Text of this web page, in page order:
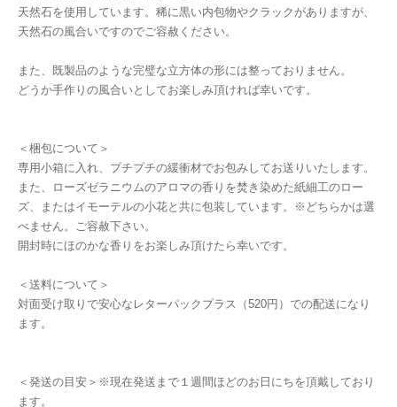
天然石を使用しています。稀に黒い内包物やクラックがありますが、
天然石の風合いですのでご容赦ください。
また、既製品のような完璧な立方体の形には整っておりません。
どうか手作りの風合いとしてお楽しみ頂ければ幸いです。
＜梱包について＞
専用小箱に入れ、プチプチの緩衝材でお包みしてお送りいたします。
また、ローズゼラニウムのアロマの香りを焚き染めた紙細工のロー
ズ、またはイモーテルの小花と共に包装しています。※どちらかは選
べません。ご容赦下さい。
開封時にほのかな香りをお楽しみ頂けたら幸いです。
＜送料について＞
対面受け取りで安心なレターパックプラス（520円）での配送になり
ます。
＜発送の目安＞※現在発送まで１週間ほどのお日にちを頂戴しており
ます。